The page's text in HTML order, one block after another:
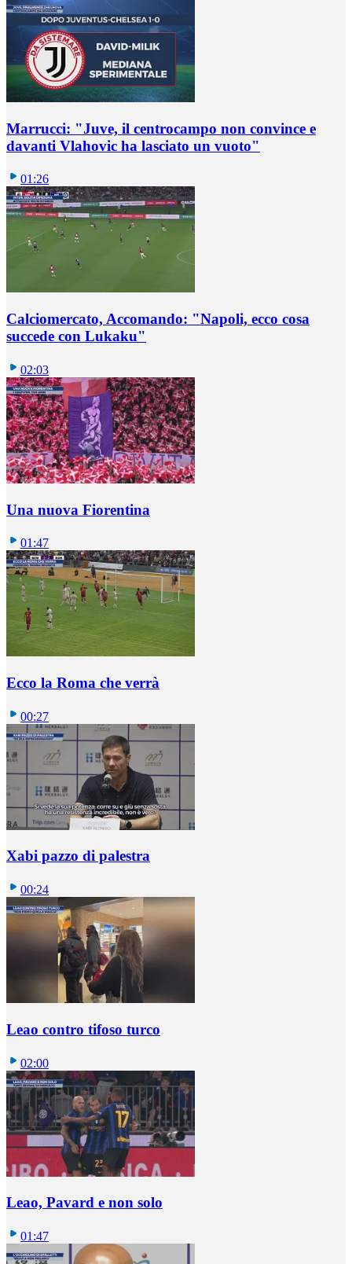
Marrucci: "Juve, il centrocampo non convince e
davanti Vlahovic ha lasciato un vuoto"
01:26
Calciomercato, Accomando: "Napoli, ecco cosa
succede con Lukaku"
02:03
Una nuova Fiorentina
01:47
Ecco la Roma che verrà
00:27
Xabi pazzo di palestra
00:24
Leao contro tifoso turco
02:00
Leao, Pavard e non solo
01:47